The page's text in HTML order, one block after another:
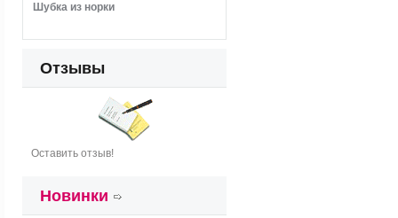
Шубка из норки
Отзывы
Оставить отзыв!
Новинки